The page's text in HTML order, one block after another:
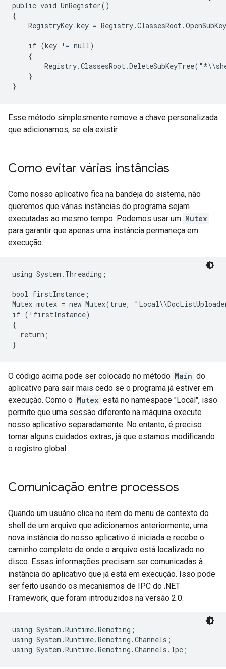
public void UnRegister()
{
RegistryKey key =
    if (key != null)
    {
    }
}
Esse método simplesmente remove a chave personalizada
que adicionamos, se ela existir.
Como evitar várias instâncias
Como nosso aplicativo fica na bandeja do sistema, não
queremos que várias instâncias do programa sejam
executadas ao mesmo tempo. Podemos usar um Mutex
para garantir que apenas uma instância permaneça em
execução.
using System.Threading;
bool firstInstance;
Mutex mutex = new Mutex(true,
if (!firstInstance)
{
  return;
}
O código acima pode ser colocado no método Main do
aplicativo para sair mais cedo se o programa já estiver em
execução. Como o Mutex está no namespace "Local", isso
permite que uma sessão diferente na máquina execute
nosso aplicativo separadamente. No entanto, é preciso
tomar alguns cuidados extras, já que estamos modificando
o registro global.
Comunicação entre processos
Quando um usuário clica no item do menu de contexto do
shell de um arquivo que adicionamos anteriormente, uma
nova instância do nosso aplicativo é iniciada e recebe o
caminho completo de onde o arquivo está localizado no
disco. Essas informações precisam ser comunicadas à
instância do aplicativo que já está em execução. Isso pode
ser feito usando os mecanismos de IPC do .NET
Framework, que foram introduzidos na versão 2.0.
using System.Runtime.Remoting;
using System.Runtime.Remoting.Channels;
using System.Runtime.Remoting.Channels.Ipc;